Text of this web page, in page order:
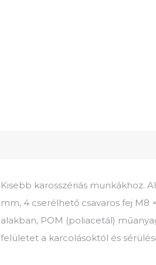
Kisebb karosszériás munkákhoz.
mm, 4 cserélhető csavaros fej M8
alakban, POM (poliacetál)
felületet a karcolásoktól és